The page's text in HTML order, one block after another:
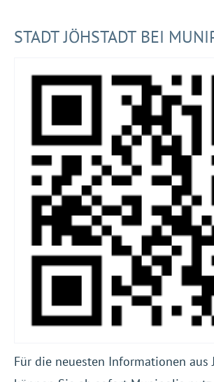
STADT JÖHSTADT BEI
Für die neuesten Informationen aus